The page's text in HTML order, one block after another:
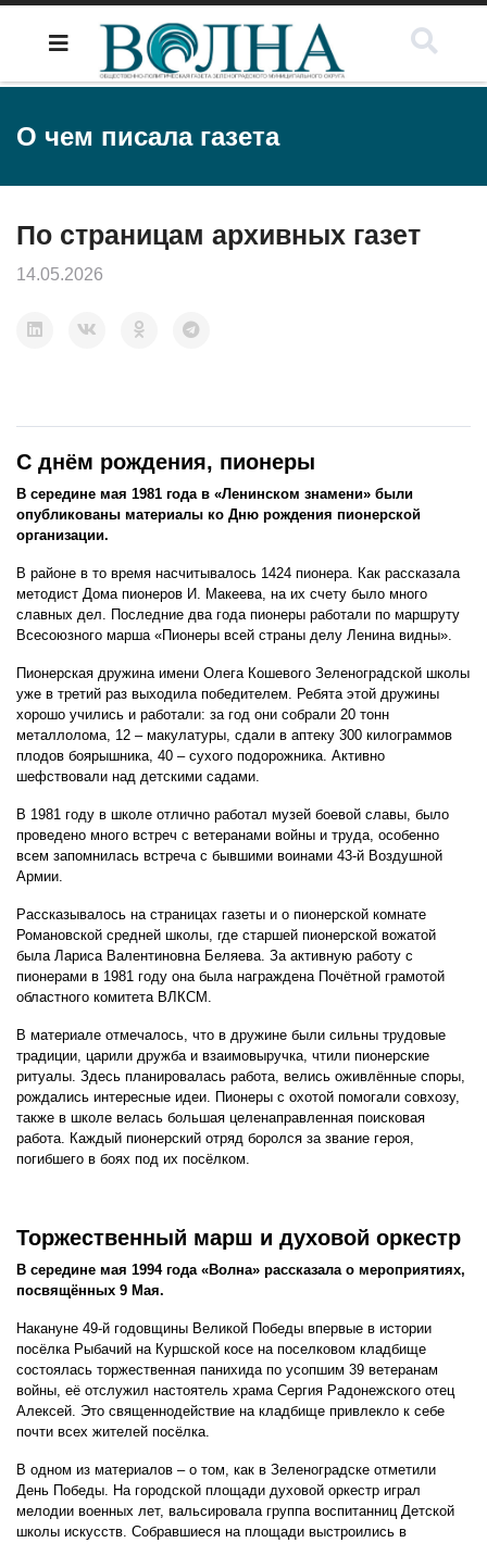
О чем писала газета
По страницам архивных газет
14.05.2026
С днём рождения, пионеры
В середине мая 1981 года в «Ленинском знамени» были
опубликованы материалы ко Дню рождения пионерской
организации.
В районе в то время насчитывалось 1424 пионера. Как рассказала
методист Дома пионеров И. Макеева, на их счету было много
славных дел. Последние два года пионеры работали по маршруту
Всесоюзного марша «Пионеры всей страны делу Ленина видны».
Пионерская дружина имени Олега Кошевого Зеленоградской школы
уже в третий раз выходила победителем. Ребята этой дружины
хорошо учились и работали: за год они собрали 20 тонн
металлолома, 12 – макулатуры, сдали в аптеку 300 килограммов
плодов боярышника, 40 – сухого подорожника. Активно
шефствовали над детскими садами.
В 1981 году в школе отлично работал музей боевой славы, было
проведено много встреч с ветеранами войны и труда, особенно
всем запомнилась встреча с бывшими воинами 43-й Воздушной
Армии.
Рассказывалось на страницах газеты и о пионерской комнате
Романовской средней школы, где старшей пионерской вожатой
была Лариса Валентиновна Беляева. За активную работу с
пионерами в 1981 году она была награждена Почётной грамотой
областного комитета ВЛКСМ.
В материале отмечалось, что в дружине были сильны трудовые
традиции, царили дружба и взаимовыручка, чтили пионерские
ритуалы. Здесь планировалась работа, велись оживлённые споры,
рождались интересные идеи. Пионеры с охотой помогали совхозу,
также в школе велась большая целенаправленная поисковая
работа. Каждый пионерский отряд боролся за звание героя,
погибшего в боях под их посёлком.
Торжественный марш и духовой оркестр
В середине мая 1994 года «Волна» рассказала о мероприятиях,
посвящённых 9 Мая.
Накануне 49-й годовщины Великой Победы впервые в истории
посёлка Рыбачий на Куршской косе на поселковом кладбище
состоялась торжественная панихида по усопшим 39 ветеранам
войны, её отслужил настоятель храма Сергия Радонежского отец
Алексей. Это священнодействие на кладбище привлекло к себе
почти всех жителей посёлка.
В одном из материалов – о том, как в Зеленоградске отметили
День Победы. На городской площади духовой оркестр играл
мелодии военных лет, вальсировала группа воспитанниц Детской
школы искусств. Собравшиеся на площади выстроились в